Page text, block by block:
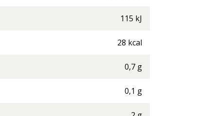
115 kJ
28 kcal
0,7 g
0,1 g